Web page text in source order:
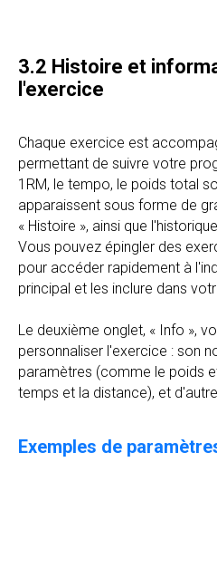
3.2 Histoire et
l'exercice
Chaque exercice est
permettant de suivre votre
1RM, le tempo, le poids total
apparaissent sous forme de
« Histoire », ainsi que
Vous pouvez épingler des
pour accéder rapidement à
principal et les inclure dans
Le deuxième onglet, « Info »,
personnaliser l'exercice : son
paramètres (comme le poids
temps et la distance), et
Exemples de